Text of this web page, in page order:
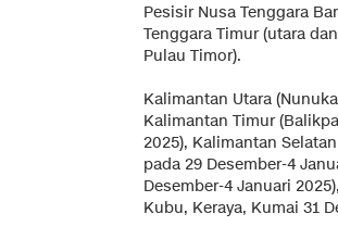
Pesisir Nusa Tenggara
Tenggara Timur (utara
Pulau Timor).
Kalimantan Utara
Kalimantan Timur
2025), Kalimantan
pada 29 Desember-4
Desember-4 Januari
Kubu, Keraya, Kumai 31